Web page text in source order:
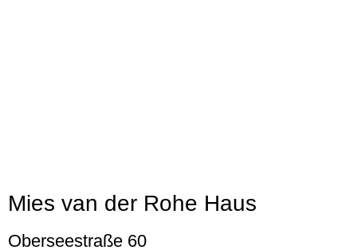
Mies van der Rohe Haus
Oberseestraße 60